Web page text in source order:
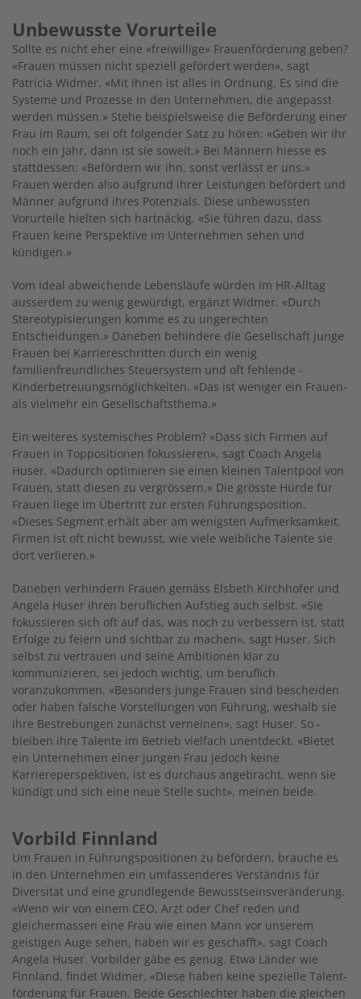
Unbewusste Vorurteile
Sollte es nicht eher eine «freiwillige» Frauenförderung geben?
«Frauen müssen nicht speziell gefördert werden», sagt
Patricia Widmer. «Mit ihnen ist alles in Ordnung. Es sind die
Systeme und Prozesse in den Unternehmen, die angepasst
werden müssen.» Stehe beispielsweise die Beförderung einer
Frau im Raum, sei oft folgender Satz zu hören: «Geben wir ihr
noch ein Jahr, dann ist sie soweit.» Bei Männern hiesse es
stattdessen: «Befördern wir ihn, sonst verlässt er uns.»
Frauen werden also aufgrund ihrer Leistungen befördert und
Männer aufgrund ihres Potenzials. Diese unbewussten
Vorurteile hielten sich hartnäckig. «Sie führen dazu, dass
Frauen keine Perspektive im Unternehmen sehen und
kündigen.»
Vom Ideal abweichende Lebensläufe würden im HR-Alltag
ausserdem zu wenig gewürdigt, e­rgänzt Widmer. «Durch
Stereotypisierungen komme es zu ungerechten
Entscheidungen.» ­Daneben behindere die Gesellschaft junge
Frauen bei Karriereschritten durch ein wenig
familienfreundliches Steuersystem und oft fehlende ­
Kinderbetreuungsmöglichkeiten. «Das ist weniger ein Frauen-
als vielmehr ein Gesellschafts­thema.»
Ein weiteres systemisches Problem? «Dass sich Firmen auf
Frauen in Toppositionen fokussieren», sagt Coach Angela
Huser. «Dadurch optimieren sie einen kleinen Talentpool von
Frauen, statt diesen zu vergrössern.» Die grösste Hürde für
Frauen liege im Übertritt zur ersten ­Führungsposition.
«Dieses Segment erhält aber am wenigsten Aufmerksamkeit.
Firmen ist oft nicht bewusst, wie viele weibliche Talente sie
dort verlieren.»
Daneben verhindern Frauen gemäss Elsbeth Kirchhofer und
Angela Huser ihren beruflichen Aufstieg auch selbst. «Sie
fokussieren sich oft auf das, was noch zu verbessern ist, statt
Erfolge zu feiern und sichtbar zu machen», sagt Huser. Sich
selbst zu vertrauen und seine Ambitionen klar zu
kommunizieren, sei jedoch wichtig, um beruflich
voranzukommen. «Besonders junge Frauen sind bescheiden
oder haben falsche Vorstellungen von Führung, weshalb sie
ihre Bestrebungen zunächst verneinen», sagt Huser. So ­
bleiben ihre Talente im Betrieb vielfach unentdeckt. «Bietet
ein Unternehmen einer jungen Frau jedoch keine
Karriereperspektiven, ist es durchaus angebracht, wenn sie
kündigt und sich eine neue Stelle sucht», meinen beide.
Vorbild Finnland
Um Frauen in Führungspositionen zu befördern, brauche es
in den Unternehmen ein umfassen­deres Verständnis für
Diversität und eine grundlegende Bewusstseinsveränderung.
«Wenn wir von einem CEO, Arzt oder Chef reden und
gleichermassen eine Frau wie einen Mann vor unserem
geistigen Auge sehen, haben wir es geschafft», sagt Coach
Angela Huser. Vorbilder gäbe es genug. Etwa Länder wie
Finnland, findet Widmer. «Diese haben keine spezielle Talent­
förderung für Frauen. Beide Geschlechter haben die gleichen